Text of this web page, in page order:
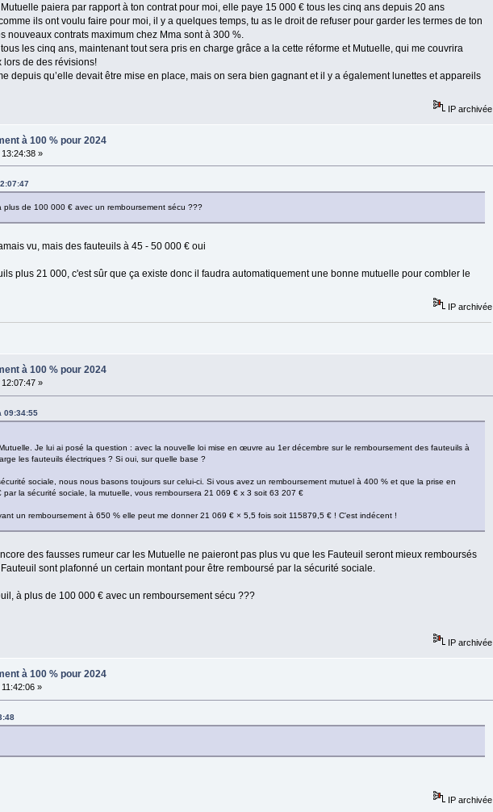
paiera par rapport à ton contrat pour moi, elle paye 15 000 € tous les cinq ans depuis 20 ans
ils ont voulu faire pour moi, il y a quelques temps, tu as le droit de refuser pour garder les termes de ton
nouveaux contrats maximum chez Mma sont à 300 %.
les cinq ans, maintenant tout sera pris en charge grâce a la cette réforme et Mutuelle, qui me couvrira
lors de des révisions!
depuis qu’elle devait être mise en place, mais on sera bien gagnant et il y a également lunettes et appareils
IP archivée
à 100 % pour 2024
»
plus de 100 000 € avec un remboursement sécu ???
vu, mais des fauteuils à 45 - 50 000 € oui
plus 21 000, c'est sûr que ça existe donc il faudra automatiquement une bonne mutuelle pour combler le
IP archivée
à 100 % pour 2024
»
09:34:55
Je lui ai posé la question : avec la nouvelle loi mise en œuvre au 1er décembre sur le remboursement des fauteuils à
les fauteuils électriques ? Si oui, sur quelle base ?
sociale, nous nous basons toujours sur celui-ci. Si vous avez un remboursement mutuel à 400 % et que la prise en
la sécurité sociale, la mutuelle, vous remboursera 21 069 € x 3 soit 63 207 €
un remboursement à 650 % elle peut me donner 21 069 € × 5,5 fois soit 115879,5 € ! C'est indécent !
des fausses rumeur car les Mutuelle ne paieront pas plus vu que les Fauteuil seront mieux remboursés
sont plafonné un certain montant pour être remboursé par la sécurité sociale.
à plus de 100 000 € avec un remboursement sécu ???
IP archivée
à 100 % pour 2024
»
IP archivée